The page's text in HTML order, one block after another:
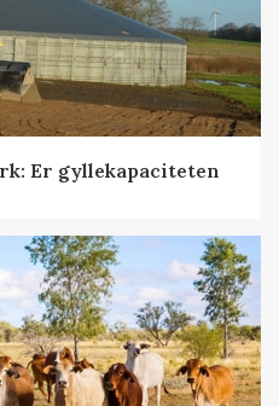
Er gyllekapaciteten